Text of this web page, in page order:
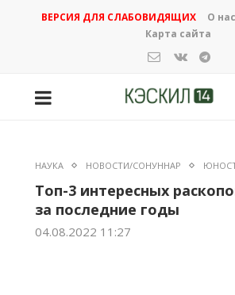
ВЕРСИЯ ДЛЯ СЛАБОВИДЯЩИХ О нас
Карта сайта
НАУКА НОВОСТИ/СОНУННАР
Топ-3 интересных
за последние годы
04.08.2022 11:27